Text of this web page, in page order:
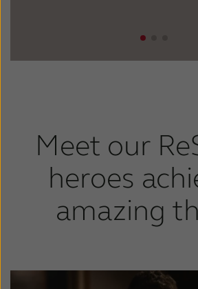
Meet our
heroes
amazing